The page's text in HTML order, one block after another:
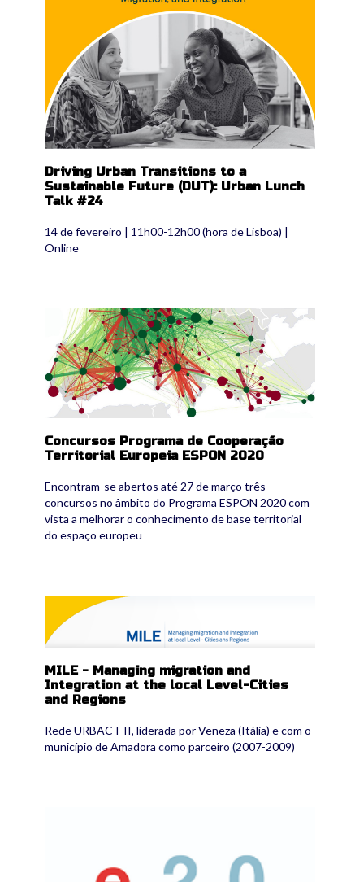
Driving Urban Transitions to a
Sustainable Future (DUT): Urban Lunch
Talk #24
14 de fevereiro | 11h00-12h00 (hora de Lisboa) |
Online
espon2020.jpg
Concursos Programa de Cooperação
Territorial Europeia ESPON 2020
Encontram-se abertos até 27 de março três
concursos no âmbito do Programa ESPON 2020 com
vista a melhorar o conhecimento de base territorial
do espaço europeu
mile_2.png
MILE - Managing migration and
Integration at the local Level-Cities
and Regions
Rede URBACT II, liderada por Veneza (Itália) e com o
município de Amadora como parceiro (2007-2009)